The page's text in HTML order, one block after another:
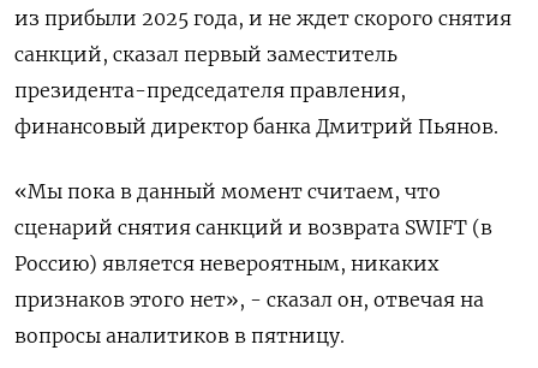
из прибыли 2025 года, и не ждет скорого снятия
санкций, сказал первый заместитель
президента-председателя правления,
финансовый директор банка Дмитрий Пьянов.
«Мы пока в данный момент считаем, что
сценарий снятия санкций и возврата SWIFT (в
Россию) является невероятным, никаких
признаков этого нет», - сказал он, отвечая на
вопросы аналитиков в пятницу.